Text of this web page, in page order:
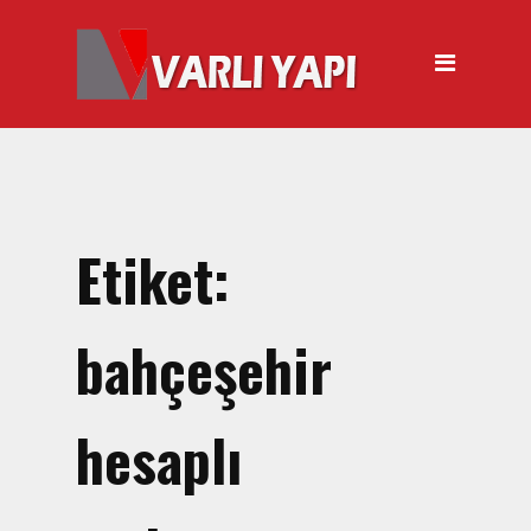
ANASAYFA
HAKKIMIZDA
Tabancası
El Arabası Satışı – Toptan,
Perakende Satış
İnşaat Küreği
Balyoz Malzemesi Satışı
Etiket:
bahçeşehir
hesaplı